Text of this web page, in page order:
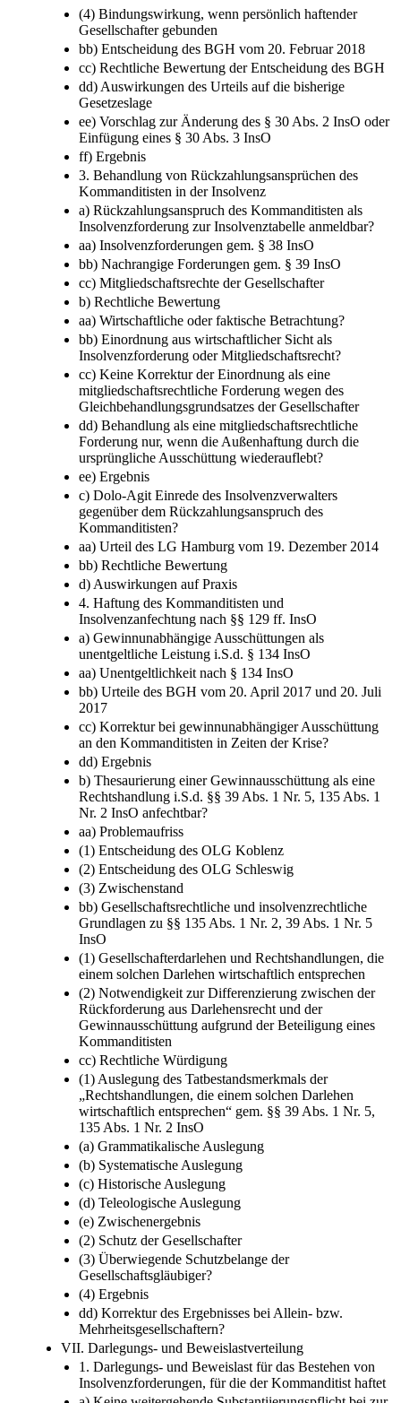
(4) Bindungswirkung, wenn persönlich haftender
Gesellschafter gebunden
bb) Entscheidung des BGH vom 20. Februar 2018
cc) Rechtliche Bewertung der Entscheidung des BGH
dd) Auswirkungen des Urteils auf die bisherige
Gesetzeslage
ee) Vorschlag zur Änderung des § 30 Abs. 2 InsO oder
Einfügung eines § 30 Abs. 3 InsO
ff) Ergebnis
3. Behandlung von Rückzahlungsansprüchen des
Kommanditisten in der Insolvenz
a) Rückzahlungsanspruch des Kommanditisten als
Insolvenzforderung zur Insolvenztabelle anmeldbar?
aa) Insolvenzforderungen gem. § 38 InsO
bb) Nachrangige Forderungen gem. § 39 InsO
cc) Mitgliedschaftsrechte der Gesellschafter
b) Rechtliche Bewertung
aa) Wirtschaftliche oder faktische Betrachtung?
bb) Einordnung aus wirtschaftlicher Sicht als
Insolvenzforderung oder Mitgliedschaftsrecht?
cc) Keine Korrektur der Einordnung als eine
mitgliedschaftsrechtliche Forderung wegen des
Gleichbehandlungsgrundsatzes der Gesellschafter
dd) Behandlung als eine mitgliedschaftsrechtliche
Forderung nur, wenn die Außenhaftung durch die
ursprüngliche Ausschüttung wiederauflebt?
ee) Ergebnis
c) Dolo-​Agit Einrede des Insolvenzverwalters
gegenüber dem Rückzahlungsanspruch des
Kommanditisten?
aa) Urteil des LG Hamburg vom 19. Dezember 2014
bb) Rechtliche Bewertung
d) Auswirkungen auf Praxis
4. Haftung des Kommanditisten und
Insolvenzanfechtung nach §§ 129 ff. InsO
a) Gewinnunabhängige Ausschüttungen als
unentgeltliche Leistung i.S.d. § 134 InsO
aa) Unentgeltlichkeit nach § 134 InsO
bb) Urteile des BGH vom 20. April 2017 und 20. Juli
2017
cc) Korrektur bei gewinnunabhängiger Ausschüttung
an den Kommanditisten in Zeiten der Krise?
dd) Ergebnis
b) Thesaurierung einer Gewinnausschüttung als eine
Rechtshandlung i.S.d. §§ 39 Abs. 1 Nr. 5, 135 Abs. 1
Nr. 2 InsO anfechtbar?
aa) Problemaufriss
(1) Entscheidung des OLG Koblenz
(2) Entscheidung des OLG Schleswig
(3) Zwischenstand
bb) Gesellschaftsrechtliche und insolvenzrechtliche
Grundlagen zu §§ 135 Abs. 1 Nr. 2, 39 Abs. 1 Nr. 5
InsO
(1) Gesellschafterdarlehen und Rechtshandlungen, die
einem solchen Darlehen wirtschaftlich entsprechen
(2) Notwendigkeit zur Differenzierung zwischen der
Rückforderung aus Darlehensrecht und der
Gewinnausschüttung aufgrund der Beteiligung eines
Kommanditisten
cc) Rechtliche Würdigung
(1) Auslegung des Tatbestandsmerkmals der
„Rechtshandlungen, die einem solchen Darlehen
wirtschaftlich entsprechen“ gem. §§ 39 Abs. 1 Nr. 5,
135 Abs. 1 Nr. 2 InsO
(a) Grammatikalische Auslegung
(b) Systematische Auslegung
(c) Historische Auslegung
(d) Teleologische Auslegung
(e) Zwischenergebnis
(2) Schutz der Gesellschafter
(3) Überwiegende Schutzbelange der
Gesellschaftsgläubiger?
(4) Ergebnis
dd) Korrektur des Ergebnisses bei Allein-​ bzw.
Mehrheitsgesellschaftern?
VII. Darlegungs-​ und Beweislastverteilung
1. Darlegungs-​ und Beweislast für das Bestehen von
Insolvenzforderungen, für die der Kommanditist haftet